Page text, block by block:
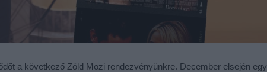
a következő Zöld Mozi rendezvényünkre. December elsején egy